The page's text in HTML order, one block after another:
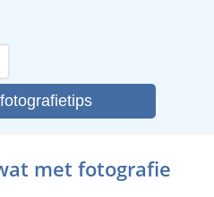
met fotografie